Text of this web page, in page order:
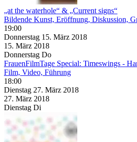
„at the waterhole“ & „Current signs“
Bildende Kunst, Eröffnung, Diskussion,
19:00
Donnerstag 15. März 2018
15. März 2018
Donnerstag Do
FrauenFilmTage Special: Timeswings -
Film, Video, Führung
18:00
Dienstag 27. März 2018
27. März 2018
Dienstag Di